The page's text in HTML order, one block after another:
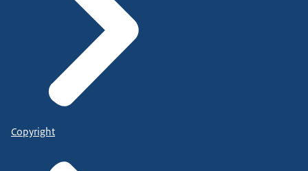
Copyright